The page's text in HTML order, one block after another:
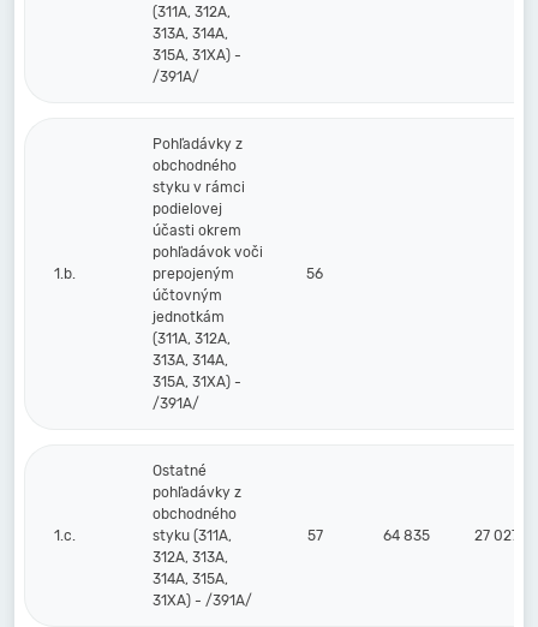
(311A, 312A,
313A, 314A,
315A, 31XA) -
/391A/
1.b.
Pohľadávky z
obchodného
styku v rámci
podielovej
účasti okrem
pohľadávok voči
prepojeným
účtovným
jednotkám
(311A, 312A,
313A, 314A,
315A, 31XA) -
/391A/
56
1.c.
Ostatné
pohľadávky z
obchodného
styku (311A,
312A, 313A,
314A, 315A,
31XA) - /391A/
57 64 835 27 027